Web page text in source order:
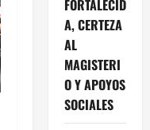
FORTALECID
A, CERTEZA
AL
MAGISTERI
O Y APOYOS
SOCIALES